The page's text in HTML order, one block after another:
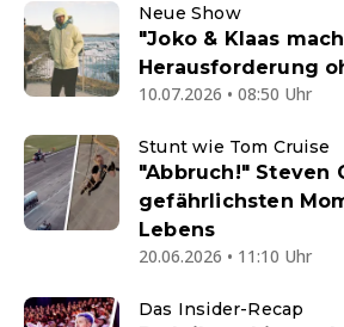
Neue Show
"Joko & Klaas
Herausforderung
10.07.2026 • 08:50 Uhr
Stunt wie Tom Cruise
"Abbruch!" Steven
gefährlichsten
Lebens
20.06.2026 • 11:10 Uhr
Das Insider-Recap